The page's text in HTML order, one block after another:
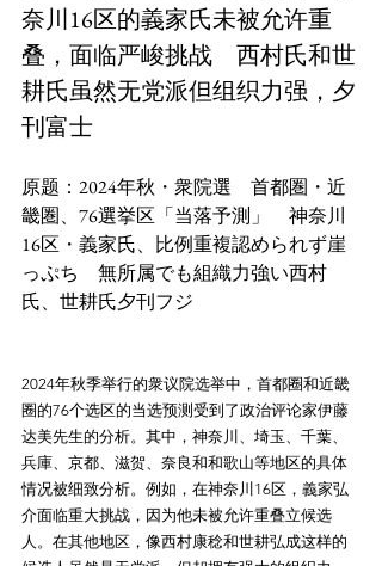
奈川16区的義家氏未被允许重
叠，面临严峻挑战　西村氏和世
耕氏虽然无党派但组织力强，夕
刊富士
原题：2024年秋・衆院選　首都圏・近
畿圏、76選挙区「当落予測」　神奈川
16区・義家氏、比例重複認められず崖
っぷち　無所属でも組織力強い西村
2024年秋季举行的衆议院选举中，首都圈和近畿
圈的76个选区的当选预测受到了政治评论家伊藤
达美先生的分析。其中，神奈川、埼玉、千葉、
兵庫、京都、滋贺、奈良和和歌山等地区的具体
情况被细致分析。例如，在神奈川16区，義家弘
介面临重大挑战，因为他未被允许重叠立候选
人。在其他地区，像西村康稔和世耕弘成这样的